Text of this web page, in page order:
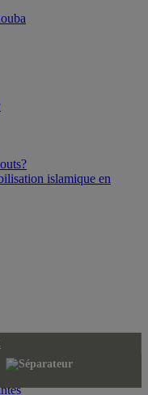
islamique en